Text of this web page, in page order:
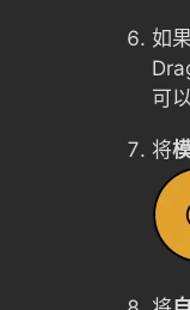
如
可
将